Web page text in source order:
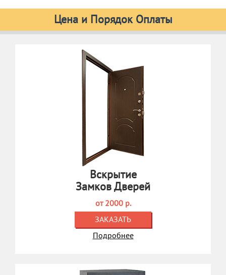
Цена и Порядок Оплаты
Вскрытие
Замков Дверей
от 2000 р.
ЗАКАЗАТЬ
Подробнее